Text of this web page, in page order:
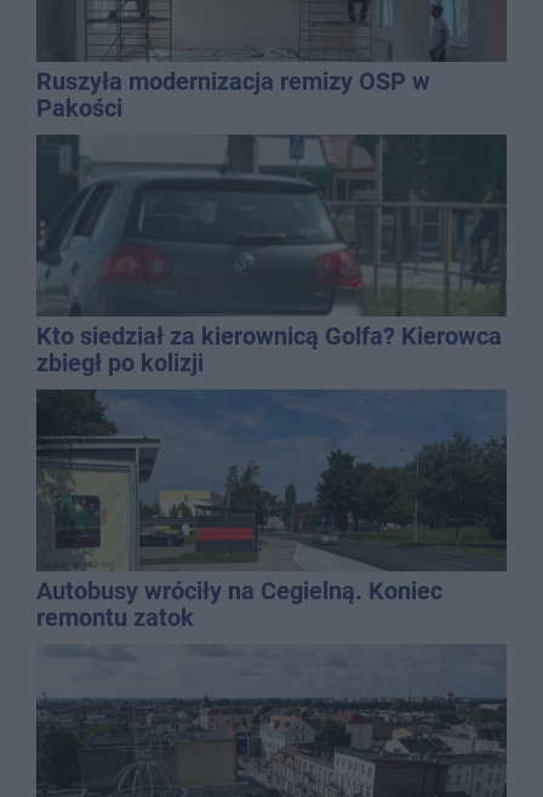
Ruszyła modernizacja remizy OSP w
Pakości
Kto siedział za kierownicą Golfa? Kierowca
zbiegł po kolizji
Autobusy wróciły na Cegielną. Koniec
remontu zatok